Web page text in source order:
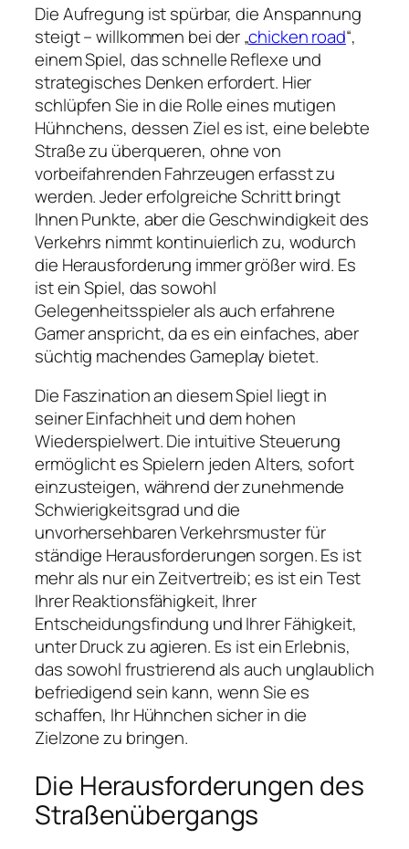
Die Aufregung ist spürbar, die Anspannung
steigt – willkommen bei der „chicken road“,
einem Spiel, das schnelle Reflexe und
strategisches Denken erfordert. Hier
schlüpfen Sie in die Rolle eines mutigen
Hühnchens, dessen Ziel es ist, eine belebte
Straße zu überqueren, ohne von
vorbeifahrenden Fahrzeugen erfasst zu
werden. Jeder erfolgreiche Schritt bringt
Ihnen Punkte, aber die Geschwindigkeit des
Verkehrs nimmt kontinuierlich zu, wodurch
die Herausforderung immer größer wird. Es
ist ein Spiel, das sowohl
Gelegenheitsspieler als auch erfahrene
Gamer anspricht, da es ein einfaches, aber
süchtig machendes Gameplay bietet.
Die Faszination an diesem Spiel liegt in
seiner Einfachheit und dem hohen
Wiederspielwert. Die intuitive Steuerung
ermöglicht es Spielern jeden Alters, sofort
einzusteigen, während der zunehmende
Schwierigkeitsgrad und die
unvorhersehbaren Verkehrsmuster für
ständige Herausforderungen sorgen. Es ist
mehr als nur ein Zeitvertreib; es ist ein Test
Ihrer Reaktionsfähigkeit, Ihrer
Entscheidungsfindung und Ihrer Fähigkeit,
unter Druck zu agieren. Es ist ein Erlebnis,
das sowohl frustrierend als auch unglaublich
befriedigend sein kann, wenn Sie es
schaffen, Ihr Hühnchen sicher in die
Zielzone zu bringen.
Die Herausforderungen des
Straßenübergangs